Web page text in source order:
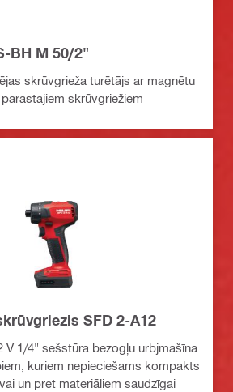
BH M 50/2"
skrūvgrieža turētājs ar magnētu
skrūvgriežiem
SFD 2-A12
V 1/4" sešstūra bezogļu urbjmašīna
kuriem nepieciešams kompakts
un pret materiāliem saudzīgai